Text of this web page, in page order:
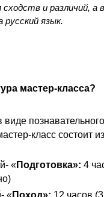
и различий, а
русский язык.
мастер-класса?
познавательного
класс состоит
«Подготовка»:4
«Поход»: 12 часов